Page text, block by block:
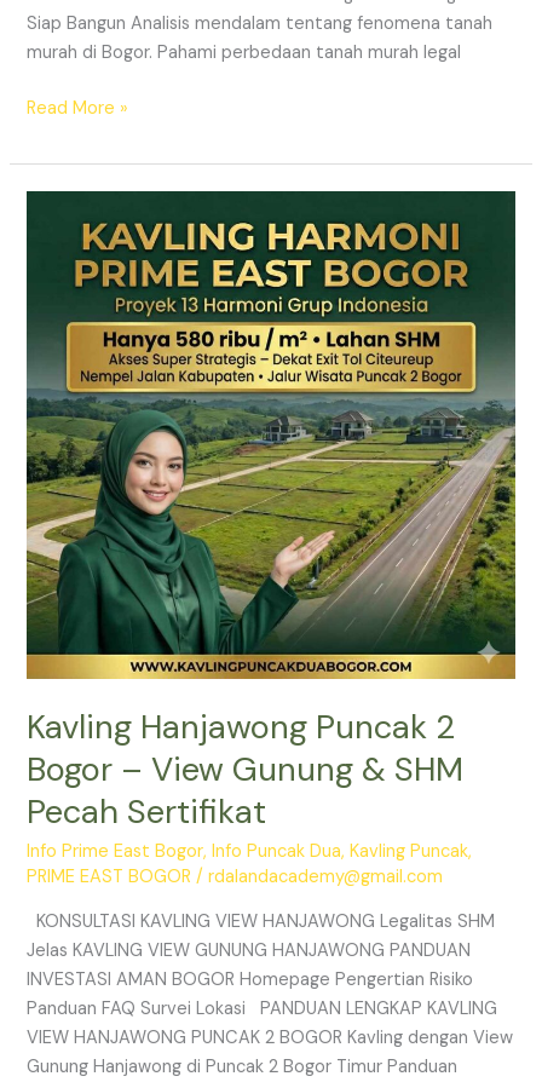
Siap Bangun Analisis mendalam tentang fenomena tanah
murah di Bogor. Pahami perbedaan tanah murah legal
Read More »
Kavling Hanjawong Puncak 2
Bogor – View Gunung & SHM
Pecah Sertifikat
Info Prime East Bogor,Info Puncak Dua,Kavling Puncak,
PRIME EAST BOGOR /rdalandacademy@gmail.com
KONSULTASI KAVLING VIEW HANJAWONG Legalitas SHM
Jelas KAVLING VIEW GUNUNG HANJAWONG PANDUAN
INVESTASI AMAN BOGOR Homepage Pengertian Risiko
Panduan FAQ Survei Lokasi PANDUAN LENGKAP KAVLING
VIEW HANJAWONG PUNCAK 2 BOGOR Kavling dengan View
Gunung Hanjawong di Puncak 2 Bogor Timur Panduan
Hanjawong
Puncak
Bogor
Gunung
&
SHM
Pecah
Sertifikat